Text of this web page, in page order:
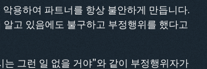
용하여 파트너를 항상 불안하게 만듭니다.
고 있음에도 불구하고 부정행위를 했다고
그런 일 없을 거야"와 같이 부정행위자가